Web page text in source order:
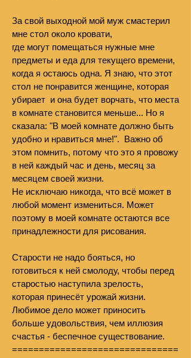
За свой выходной мой муж смастерил
мне стол около кровати,
где могут помещаться нужные мне
предметы и еда для текущего времени,
когда я остаюсь одна. Я знаю, что этот
стол не понравится женщине, которая
убирает и она будет ворчать, что места
в комнате становится меньше... Но я
сказала: "В моей комнате должно быть
удобно и нравиться мне!". Важно об
этом помнить, потому что это я провожу
в ней каждый час и день, месяц за
месяцем своей жизни.
Не исключаю никогда, что всё может в
любой момент измениться. Может
поэтому в моей комнате остаются все
принадлежности для рисования.
Старости не надо бояться, но
готовиться к ней смолоду, чтобы перед
старостью наступила зрелость,
которая принесёт урожай жизни.
Любимое дело может приносить
больше удовольствия, чем иллюзия
счастья - беспечное существование.
===============================